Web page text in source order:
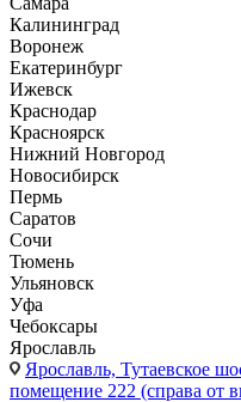
Калининград
Воронеж
Екатеринбург
Ижевск
Краснодар
Красноярск
Нижний Новгород
Новосибирск
Пермь
Саратов
Сочи
Тюмень
Ульяновск
Уфа
Чебоксары
Ярославль
Ярославль, Тутаевское
помещение 222 (справа от